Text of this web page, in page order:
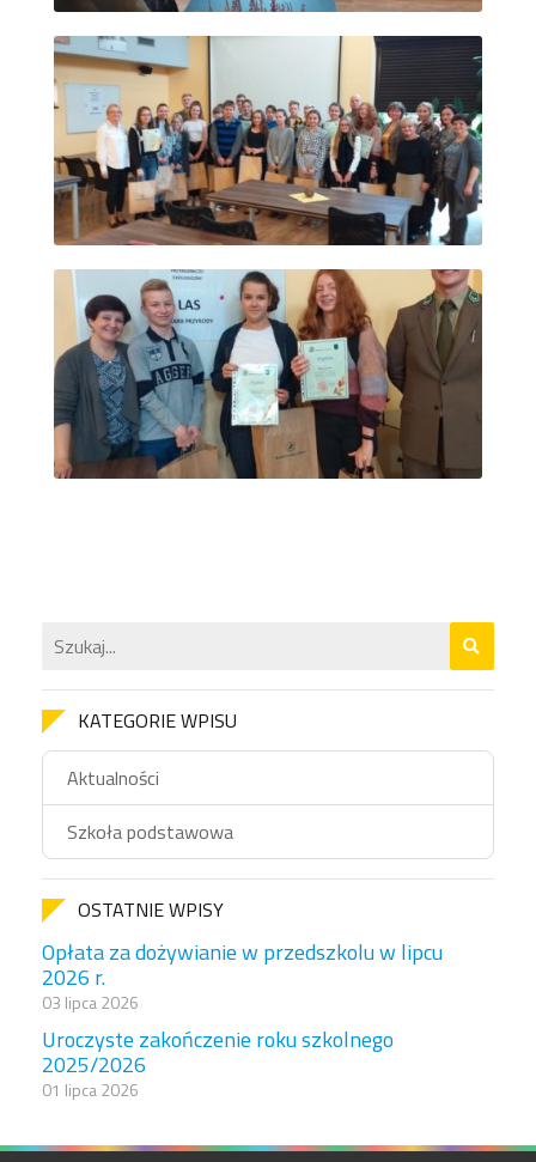
KATEGORIE WPISU
Aktualności
Szkoła podstawowa
OSTATNIE WPISY
Opłata za dożywianie w przedszkolu w lipcu
2026 r.
03 lipca 2026
Uroczyste zakończenie roku szkolnego
2025/2026
01 lipca 2026